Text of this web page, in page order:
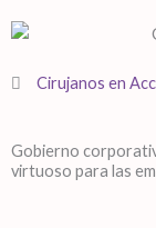
Cirujanos en
Gobierno
virtuoso para las